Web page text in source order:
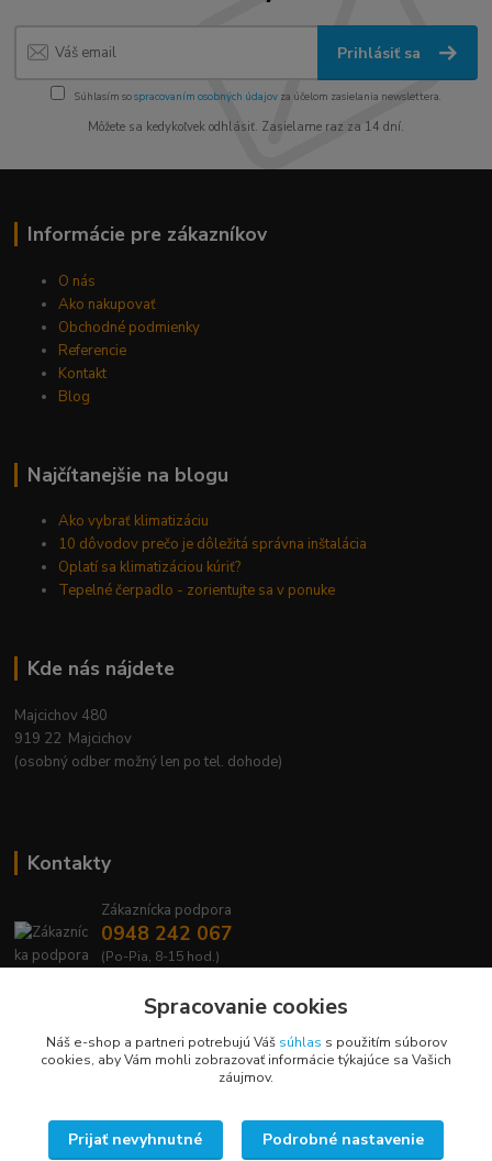
Prihlásiť sa
Súhlasím sospracovaním osobných údajov za účelom zasielania newslettera.
Môžete sa kedykoľvek odhlásiť. Zasielame raz za 14 dní.
Informácie pre zákazníkov
O nás
Ako nakupovať
Obchodné podmienky
Referencie
Kontakt
Blog
Najčítanejšie na blogu
Ako vybrať klimatizáciu
10 dôvodov prečo je dôležitá správna inštalácia
Oplatí sa klimatizáciou kúriť?
Tepelné čerpadlo - zorientujte sa v ponuke
Kde nás nájdete
Majcichov 480
919 22 Majcichov
(osobný odber možný len po tel. dohode)
Kontakty
Zákaznícka podpora
0948 242 067
(Po-Pia, 8-15 hod.)
info@lavafrost.sk
Upravit sběr cookies.
Spracovanie cookies
Náš e-shop a partneri potrebujú Váš súhlas s použitím súborov
cookies, aby Vám mohli zobrazovať informácie týkajúce sa Vašich
záujmov.
Prijať nevyhnutné Podrobné nastavenie